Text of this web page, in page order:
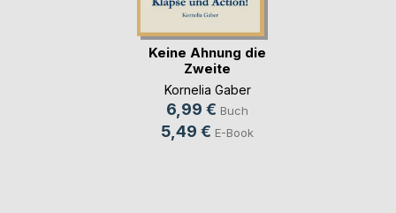
Keine Ahnung die
Zweite
Kornelia Gaber
6,99 € Buch
5,49 € E-Book